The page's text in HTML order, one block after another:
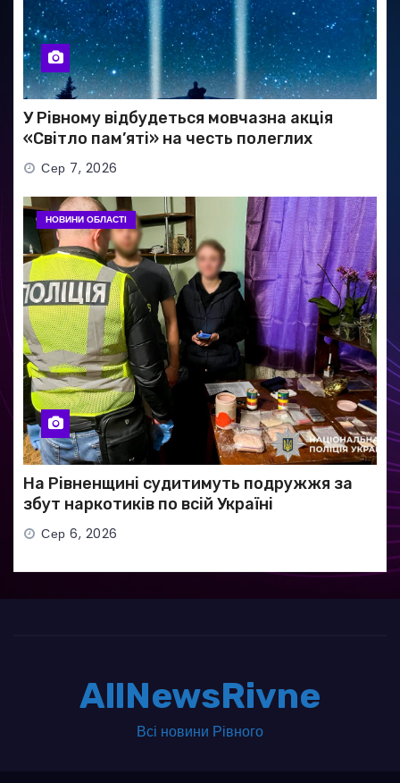
У Рівному відбудеться мовчазна акція
«Світло пам’яті» на честь полеглих
Захисників
Сер 7, 2026
НОВИНИ ОБЛАСТІ
На Рівненщині судитимуть подружжя за
збут наркотиків по всій Україні
Сер 6, 2026
AllNewsRivne
Всі новини Рівного